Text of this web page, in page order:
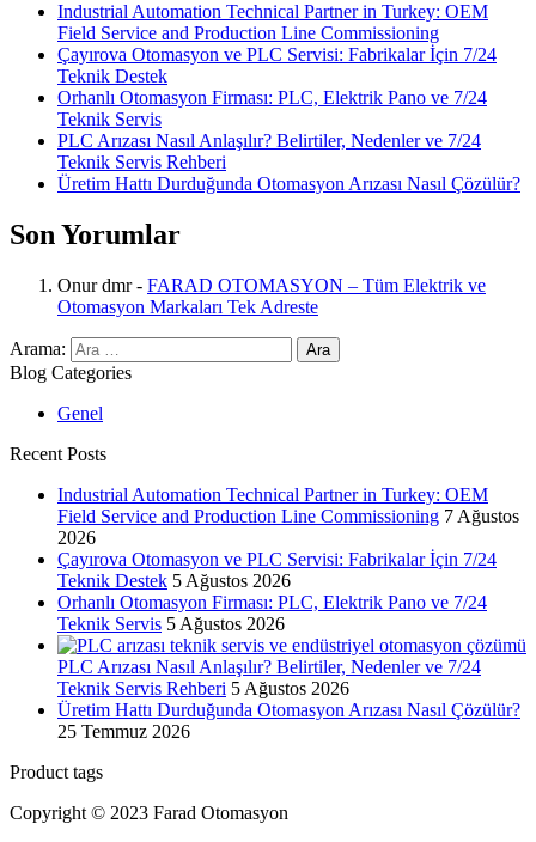
Industrial Automation Technical Partner in Turkey: OEM
Field Service and Production Line Commissioning
Çayırova Otomasyon ve PLC Servisi: Fabrikalar İçin 7/24
Teknik Destek
Orhanlı Otomasyon Firması: PLC, Elektrik Pano ve 7/24
Teknik Servis
PLC Arızası Nasıl Anlaşılır? Belirtiler, Nedenler ve 7/24
Teknik Servis Rehberi
Üretim Hattı Durduğunda Otomasyon Arızası Nasıl Çözülür?
Son Yorumlar
Onur dmr- FARAD OTOMASYON – Tüm Elektrik ve
Otomasyon Markaları Tek Adreste
Arama:
Blog Categories
Genel
Recent Posts
Industrial Automation Technical Partner in Turkey: OEM
Field Service and Production Line Commissioning 7 Ağustos
2026
Çayırova Otomasyon ve PLC Servisi: Fabrikalar İçin 7/24
Teknik Destek 5 Ağustos 2026
Orhanlı Otomasyon Firması: PLC, Elektrik Pano ve 7/24
Teknik Servis 5 Ağustos 2026
PLC Arızası Nasıl Anlaşılır? Belirtiler, Nedenler ve 7/24
Teknik Servis Rehberi 5 Ağustos 2026
Üretim Hattı Durduğunda Otomasyon Arızası Nasıl Çözülür?
25 Temmuz 2026
Product tags
Copyright © 2023 Farad Otomasyon